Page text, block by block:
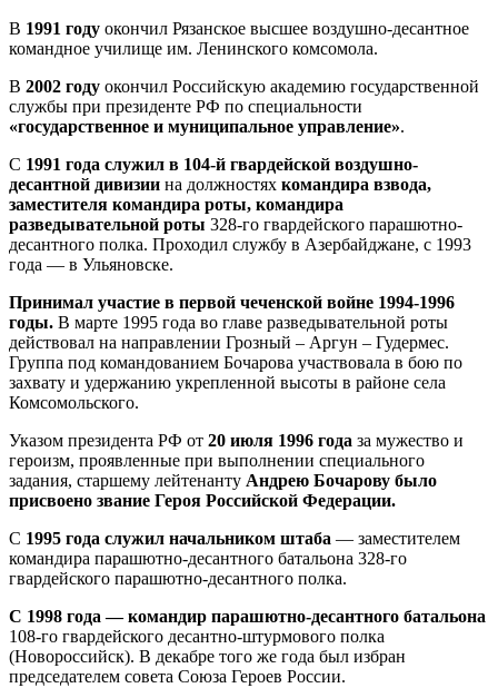
В 1991 году окончил Рязанское высшее воздушно-десантное
командное училище им. Ленинского комсомола.
В 2002 году окончил Российскую академию государственной
службы при президенте РФ по специальности
«государственное и муниципальное управление».
С 1991 года служил в 104-й гвардейской воздушно-
десантной дивизии на должностях командира взвода,
заместителя командира роты, командира
разведывательной роты 328-го гвардейского парашютно-
десантного полка. Проходил службу в Азербайджане, с 1993
года — в Ульяновске.
Принимал участие в первой чеченской войне 1994-1996
годы. В марте 1995 года во главе разведывательной роты
действовал на направлении Грозный – Аргун – Гудермес.
Группа под командованием Бочарова участвовала в бою по
захвату и удержанию укрепленной высоты в районе села
Комсомольского.
Указом президента РФ от 20 июля 1996 года за мужество и
героизм, проявленные при выполнении специального
задания, старшему лейтенанту Андрею Бочарову было
присвоено звание Героя Российской Федерации.
С 1995 года служил начальником штаба — заместителем
командира парашютно-десантного батальона 328-го
гвардейского парашютно-десантного полка.
С 1998 года — командир парашютно-десантного батальона
108-го гвардейского десантно-штурмового полка
(Новороссийск). В декабре того же года был избран
председателем совета Союза Героев России.